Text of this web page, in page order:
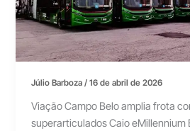
Júlio Barboza/16 de abril de 2026
Viação Campo Belo amplia frota
superarticulados Caio eMillennium